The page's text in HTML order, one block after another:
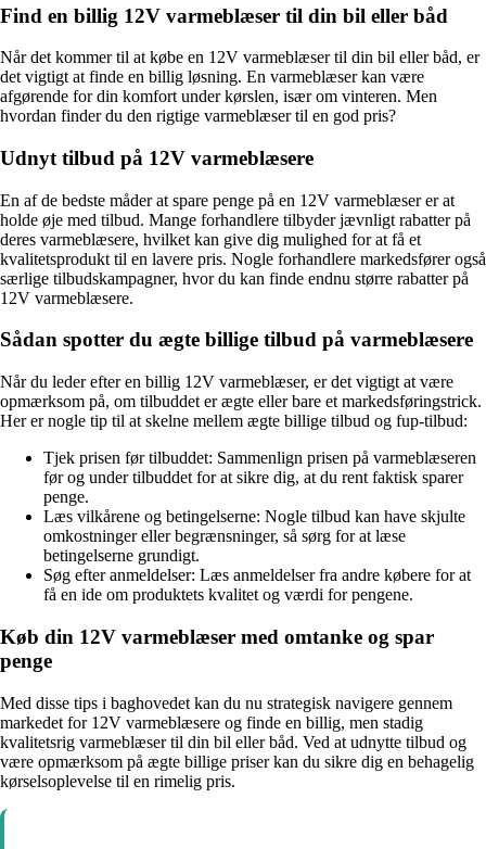
Find en billig 12V varmeblæser til din bil eller båd
Når det kommer til at købe en 12V varmeblæser til din bil eller båd, er
det vigtigt at finde en billig løsning. En varmeblæser kan være
afgørende for din komfort under kørslen, især om vinteren. Men
hvordan finder du den rigtige varmeblæser til en god pris?
Udnyt tilbud på 12V varmeblæsere
En af de bedste måder at spare penge på en 12V varmeblæser er at
holde øje med tilbud. Mange forhandlere tilbyder jævnligt rabatter på
deres varmeblæsere, hvilket kan give dig mulighed for at få et
kvalitetsprodukt til en lavere pris. Nogle forhandlere markedsfører også
særlige tilbudskampagner, hvor du kan finde endnu større rabatter på
12V varmeblæsere.
Sådan spotter du ægte billige tilbud på varmeblæsere
Når du leder efter en billig 12V varmeblæser, er det vigtigt at være
opmærksom på, om tilbuddet er ægte eller bare et markedsføringstrick.
Her er nogle tip til at skelne mellem ægte billige tilbud og fup-tilbud:
Tjek prisen før tilbuddet: Sammenlign prisen på varmeblæseren
før og under tilbuddet for at sikre dig, at du rent faktisk sparer
penge.
Læs vilkårene og betingelserne: Nogle tilbud kan have skjulte
omkostninger eller begrænsninger, så sørg for at læse
betingelserne grundigt.
Søg efter anmeldelser: Læs anmeldelser fra andre købere for at
få en ide om produktets kvalitet og værdi for pengene.
Køb din 12V varmeblæser med omtanke og spar
penge
Med disse tips i baghovedet kan du nu strategisk navigere gennem
markedet for 12V varmeblæsere og finde en billig, men stadig
kvalitetsrig varmeblæser til din bil eller båd. Ved at udnytte tilbud og
være opmærksom på ægte billige priser kan du sikre dig en behagelig
kørselsoplevelse til en rimelig pris.